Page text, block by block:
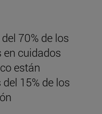
70% de los
cuidados
están
15% de los